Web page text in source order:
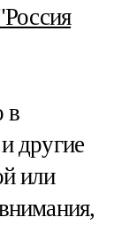
в
другие
или